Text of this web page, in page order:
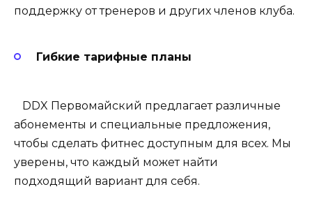
поддержку от тренеров и других членов клуба.
Гибкие тарифные планы
DDX Первомайский предлагает различные
абонементы и специальные предложения,
чтобы сделать фитнес доступным для всех. Мы
уверены, что каждый может найти
подходящий вариант для себя.